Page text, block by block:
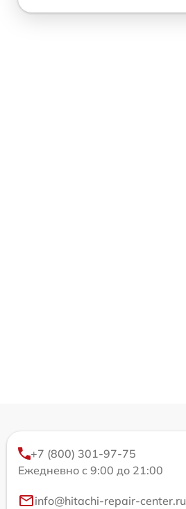
+7 (800) 301-97-75
Ежедневно с 9:00 до 21:00
info@hitachi-repair-center.ru